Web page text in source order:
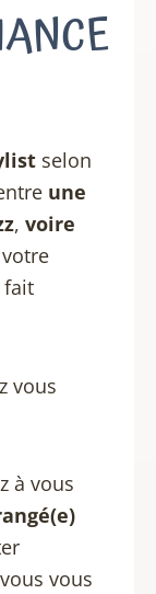
selon
une
, voire
fait
vous
à vous
vous